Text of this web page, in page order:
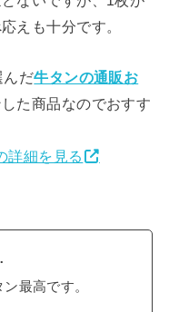
えも十分です。
んだ牛タンの通販お
た商品なのでおすす
詳細を見る
最高です。